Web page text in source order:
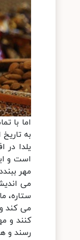
اما با
به
یلدا
است و
مهر
می
ستاره،
می کند
کنند و
رسند و